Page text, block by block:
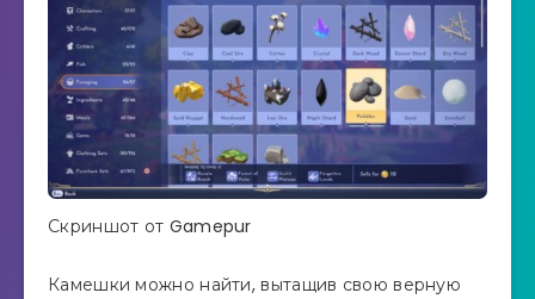
Скриншот от Gamepur
Камешки можно найти, вытащив свою верную